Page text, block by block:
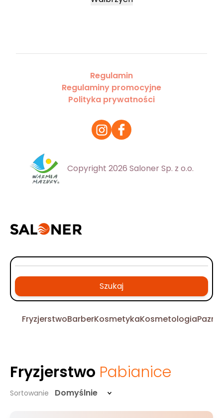
Regulamin
Regulaminy promocyjne
Polityka prywatności
Copyright 2026 Saloner Sp. z o.o.
Szukaj
FryzjerstwoBarberKosmetykaKosmetologia
Fryzjerstwo Pabianice
Sortowanie Domyślnie